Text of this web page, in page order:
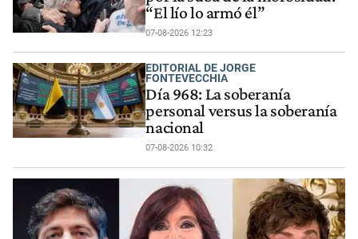
“El lío lo armó él”
07-08-2026 12:23
EDITORIAL DE JORGE
FONTEVECCHIA
Día 968: La soberanía
personal versus la soberanía
nacional
07-08-2026 10:32